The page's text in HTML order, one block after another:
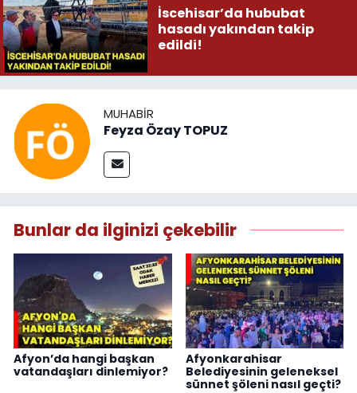
İscehisar’da hububat
hasadı yakından takip
edildi!
MUHABIR
Feyza Özay TOPUZ
Bunlar da ilginizi çekebilir
Afyon’da hangi başkan
vatandaşları dinlemiyor?
Afyonkarahisar
Belediyesinin geleneksel
sünnet şöleni nasıl geçti?